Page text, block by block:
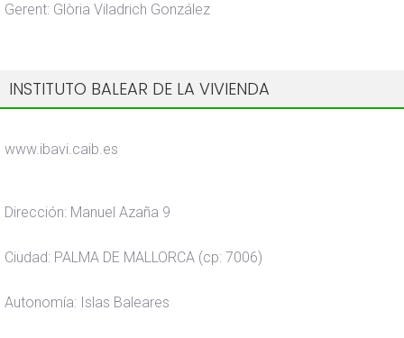
Gerent: Glòria Viladrich González
INSTITUTO BALEAR DE LA VIVIENDA
www.ibavi.caib.es
Dirección: Manuel Azaña 9
Ciudad: PALMA DE MALLORCA (cp: 7006)
Autonomía: Islas Baleares